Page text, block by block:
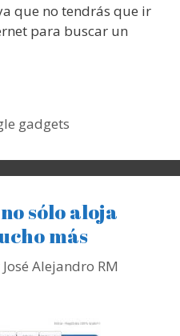
que no tendrás que ir
para buscar un
gadgets
sólo aloja
más
José Alejandro RM